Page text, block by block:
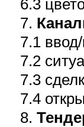
6.3
7.
7.1
7.2
7.3
7.4
8.